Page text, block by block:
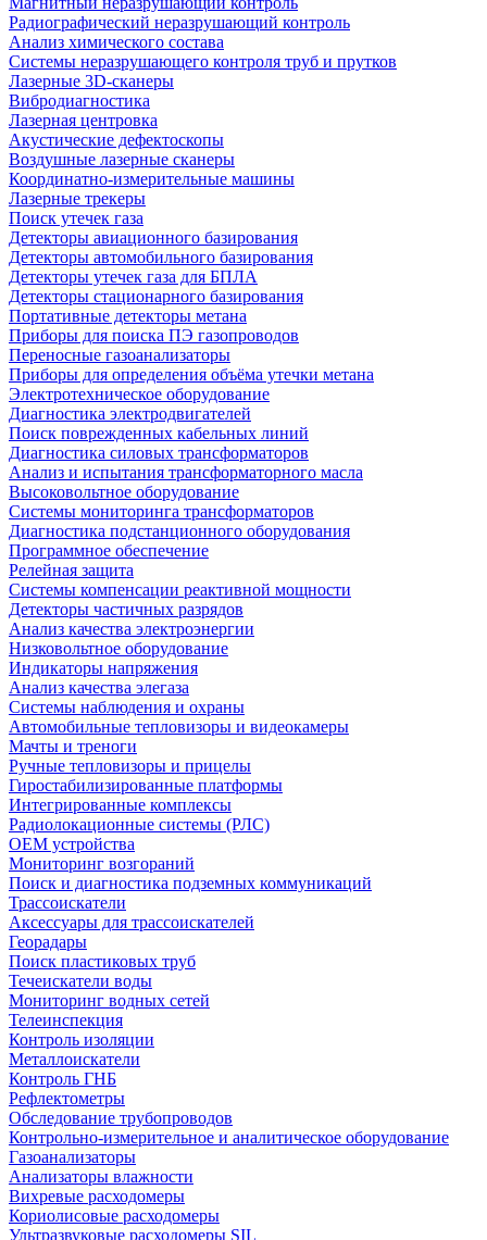
Радиографический неразрушающий контроль
Анализ химического состава
Системы неразрушающего контроля труб и прутков
Лазерные 3D-сканеры
Вибродиагностика
Лазерная центровка
Акустические дефектоскопы
Воздушные лазерные сканеры
Координатно-измерительные машины
Лазерные трекеры
Поиск утечек газа
Детекторы авиационного базирования
Детекторы автомобильного базирования
Детекторы утечек газа для БПЛА
Детекторы стационарного базирования
Портативные детекторы метана
Приборы для поиска ПЭ газопроводов
Переносные газоанализаторы
Приборы для определения объёма утечки метана
Электротехническое оборудование
Диагностика электродвигателей
Поиск поврежденных кабельных линий
Диагностика силовых трансформаторов
Анализ и испытания трансформаторного масла
Высоковольтное оборудование
Системы мониторинга трансформаторов
Диагностика подстанционного оборудования
Программное обеспечение
Релейная защита
Системы компенсации реактивной мощности
Детекторы частичных разрядов
Анализ качества электроэнергии
Низковольтное оборудование
Индикаторы напряжения
Анализ качества элегаза
Системы наблюдения и охраны
Автомобильные тепловизоры и видеокамеры
Мачты и треноги
Ручные тепловизоры и прицелы
Гиростабилизированные платформы
Интегрированные комплексы
Радиолокационные системы (РЛС)
OEM устройства
Мониторинг возгораний
Поиск и диагностика подземных коммуникаций
Трассоискатели
Аксессуары для трассоискателей
Георадары
Поиск пластиковых труб
Течеискатели воды
Мониторинг водных сетей
Телеинспекция
Контроль изоляции
Металлоискатели
Контроль ГНБ
Рефлектометры
Обследование трубопроводов
Контрольно-измерительное и аналитическое оборудование
Газоанализаторы
Анализаторы влажности
Вихревые расходомеры
Кориолисовые расходомеры
Ультразвуковые расходомеры SIL